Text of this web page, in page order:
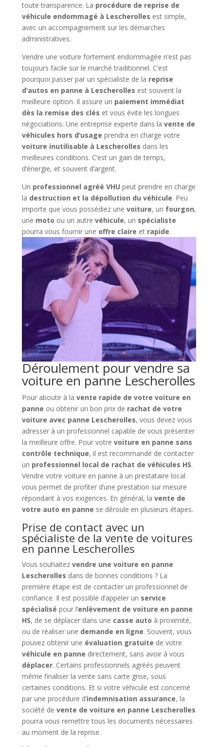
toute transparence. La procédure de reprise de
véhicule endommagé à Lescherolles est simple,
avec un accompagnement sur les démarches
administratives.
Vendre une voiture fortement endommagée n’est pas
toujours facile sur le marché traditionnel. C’est
pourquoi passer par un spécialiste de la reprise
d’autos en panne à Lescherolles est souvent la
meilleure option. Il assure un paiement immédiat
dès la remise des clés et vous évite les longues
négociations. Une entreprise experte dans la vente de
véhicules hors d’usage prendra en charge votre
voiture inutilisable à Lescherolles dans les
meilleures conditions. C’est un gain de temps,
d’énergie, et souvent d’argent.
Un professionnel agréé VHU peut prendre en charge
la destruction et la dépollution du véhicule. Peu
importe que vous possédiez une voiture, un fourgon,
une moto ou un autre véhicule, un spécialiste
pourra vous fournir une offre claire et rapide.
Déroulement pour vendre sa
voiture en panne Lescherolles
Pour aboutir à la vente rapide de votre voiture en
panne ou obtenir un bon prix de rachat de votre
voiture avec panne Lescherolles, vous devez vous
adresser à un professionnel capable de vous présenter
la meilleure offre. Pour votre voiture en panne sans
contrôle technique, il est recommandé de contacter
un professionnel local de rachat de véhicules HS.
Vendre votre voiture en panne à un prestataire local
vous permet de profiter d’une prestation sur mesure
répondant à vos exigences. En général, la vente de
votre auto en panne se déroule en plusieurs étapes.
Prise de contact avec un
spécialiste de la vente de voitures
en panne Lescherolles
Vous souhaitez vendre une voiture en panne
Lescherolles dans de bonnes conditions ? La
première étape est de contacter un professionnel de
confiance. Il est possible d’appeler un service
spécialisé pour l’enlèvement de voiture en panne
HS, de se déplacer dans une casse auto à proximité,
ou de réaliser une demande en ligne. Souvent, vous
pouvez obtenir une évaluation gratuite de votre
véhicule en panne directement, sans avoir à vous
déplacer. Certains professionnels agréés peuvent
même finaliser la vente sans carte grise, sous
certaines conditions. Et si votre véhicule est concerné
par une procédure d’indemnisation assurance, la
société de vente de voiture en panne Lescherolles
pourra vous remettre tous les documents nécessaires
au moment de la reprise.